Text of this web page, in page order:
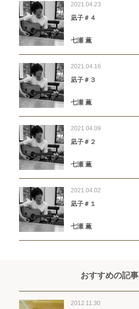
2021.04.23
凪子＃４
七瀬 薫
2021.04.16
凪子＃３
七瀬 薫
2021.04.09
凪子＃２
七瀬 薫
2021.04.02
凪子＃１
七瀬 薫
おすすめの記事
2012.11.30